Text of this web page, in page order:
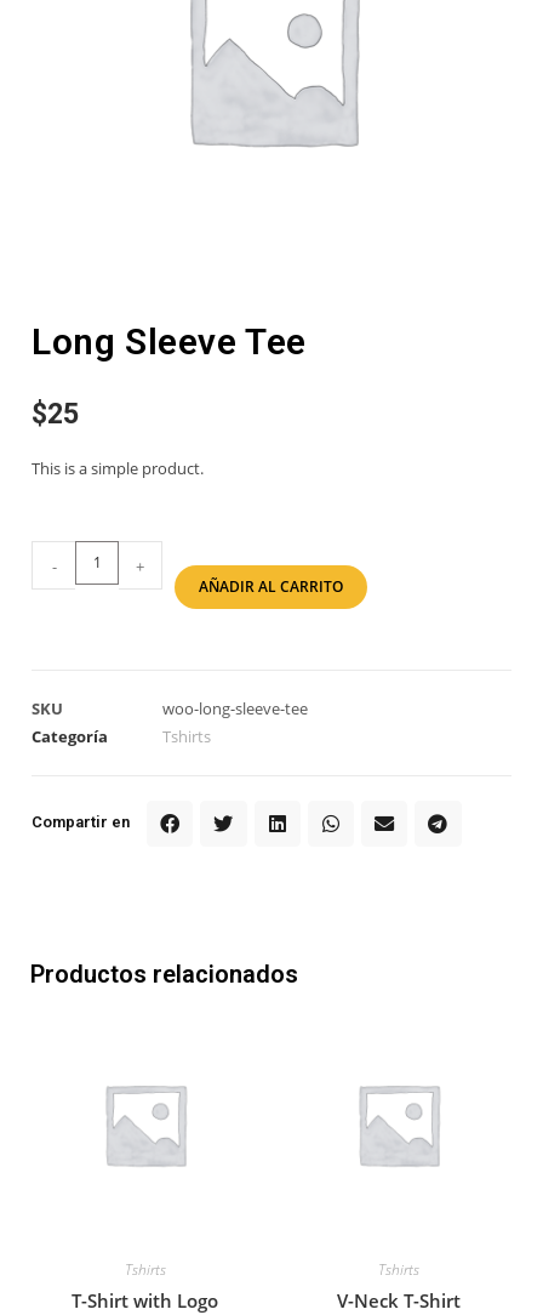
Long Sleeve Tee
$25
This is a simple product.
- +
AÑADIR AL CARRITO
SKU
woo-long-sleeve-tee
Categoría
Tshirts
Compartir en
Productos relacionados
Tshirts
T-Shirt with Logo
Tshirts
V-Neck T-Shirt